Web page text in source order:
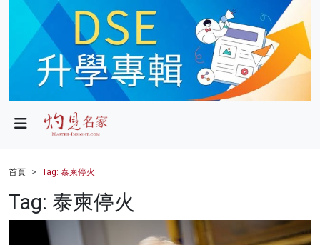
政局
財經
健康
首頁 Tag: 泰柬停火
Tag: 泰柬停火